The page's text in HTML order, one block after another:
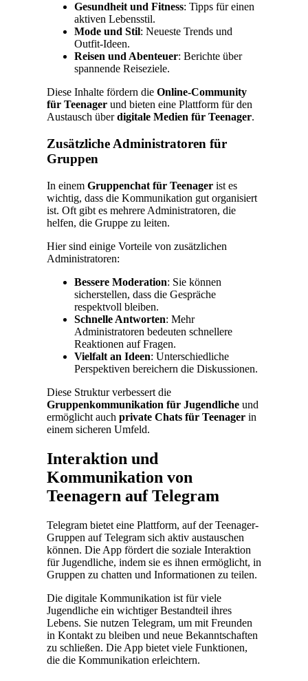
Gesundheit und Fitness: Tipps für einen
aktiven Lebensstil.
Mode und Stil: Neueste Trends und
Outfit-Ideen.
Reisen und Abenteuer: Berichte über
spannende Reiseziele.
Diese Inhalte fördern die Online-Community
für Teenager und bieten eine Plattform für den
Austausch überdigitale Medien für Teenager.
Zusätzliche Administratoren für
Gruppen
In einem Gruppenchat für Teenager ist es
wichtig, dass die Kommunikation gut organisiert
ist. Oft gibt es mehrere Administratoren, die
helfen, die Gruppe zu leiten.
Hier sind einige Vorteile von zusätzlichen
Administratoren:
Bessere Moderation: Sie können
sicherstellen, dass die Gespräche
respektvoll bleiben.
Schnelle Antworten: Mehr
Administratoren bedeuten schnellere
Reaktionen auf Fragen.
Vielfalt an Ideen: Unterschiedliche
Perspektiven bereichern die Diskussionen.
Diese Struktur verbessert die
Gruppenkommunikation für Jugendliche und
ermöglicht auch private Chats für Teenager in
einem sicheren Umfeld.
Interaktion und
Kommunikation von
Teenagern auf Telegram
Telegram bietet eine Plattform, auf der Teenager-
Gruppen auf Telegram sich aktiv austauschen
können. Die App fördert die soziale Interaktion
für Jugendliche, indem sie es ihnen ermöglicht, in
Gruppen zu chatten und Informationen zu teilen.
Die digitale Kommunikation ist für viele
Jugendliche ein wichtiger Bestandteil ihres
Lebens. Sie nutzen Telegram, um mit Freunden
in Kontakt zu bleiben und neue Bekanntschaften
zu schließen. Die App bietet viele Funktionen,
die die Kommunikation erleichtern.